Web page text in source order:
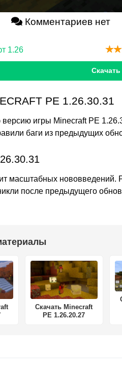
Комментариев нет
1.26
Скачать
PE 1.26.30.31
игры Minecraft PE
баги из предыдущих
масштабных нововведений.
после предыдущего
Скачать Minecraft
PE 1.26.20.27